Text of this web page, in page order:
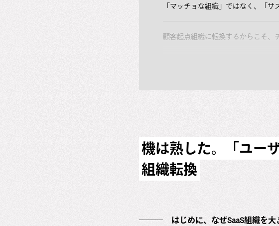
「マッチョな組織」ではなく、「
顧客起点組織に転換するからこそ、
機は熟した。「ユー
組織転換
はじめに、なぜSaaS組織を